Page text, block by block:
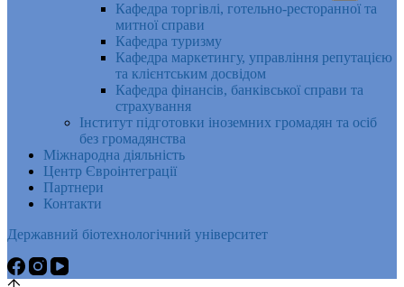
Кафедра торгівлі, готельно-ресторанної та
митної справи
Кафедра туризму
Кафедра маркетингу, управління репутацією
та клієнтським досвідом
Кафедра фінансів, банківської справи та
страхування
Інститут підготовки іноземних громадян та осіб
без громадянства
Міжнародна діяльність
Центр Євроінтеграції
Партнери
Контакти
Державний біотехнологічний університет